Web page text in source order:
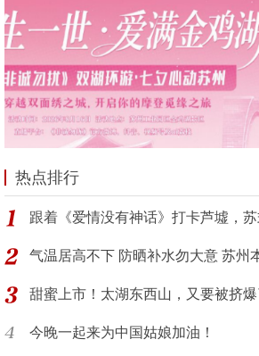
热点排行
跟着《爱情没有神话》打卡芦墟，
气温居高不下 防晒补水勿大意 苏州
甜蜜上市！太湖东西山，又要被挤
今晚一起来为中国姑娘加油！